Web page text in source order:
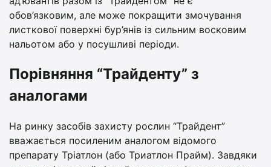
обов’язковим, але може покращити змочування
листкової поверхні бур’янів із сильним восковим
нальотом або у посушливі періоди.
Порівняння “Трайденту” з
аналогами
На ринку засобів захисту рослин “Трайдент”
вважається посиленим аналогом відомого
препарату Тріатлон (або Триатлон Прайм). Завдяки